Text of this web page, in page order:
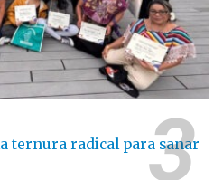
ternura radical para sanar